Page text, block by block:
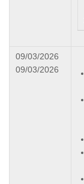
09/03/2026
09/03/2026